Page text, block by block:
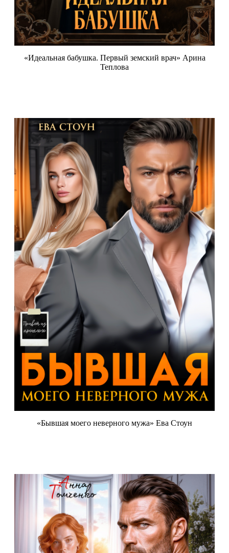
«Идеальная бабушка. Первый земский врач» Арина
Теплова
«Бывшая моего неверного мужа» Ева Стоун